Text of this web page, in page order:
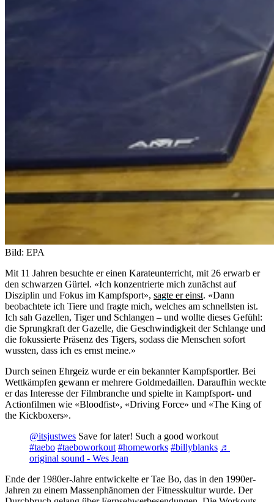
Bild: EPA
Mit 11 Jahren besuchte er einen Karateunterricht, mit 26 erwarb er
den schwarzen Gürtel. «Ich konzentrierte mich zunächst auf
Disziplin und Fokus im Kampfsport», sagte er einst. «Dann
beobachtete ich Tiere und fragte mich, welches am schnellsten ist.
Ich sah Gazellen, Tiger und Schlangen – und wollte dieses Gefühl:
die Sprungkraft der Gazelle, die Geschwindigkeit der Schlange und
die fokussierte Präsenz des Tigers, sodass die Menschen sofort
wussten, dass ich es ernst meine.»
Durch seinen Ehrgeiz wurde er ein bekannter Kampfsportler. Bei
Wettkämpfen gewann er mehrere Goldmedaillen. Daraufhin weckte
er das Interesse der Filmbranche und spielte in Kampfsport- und
Actionfilmen wie «Bloodfist», «Driving Force» und «The King of
the Kickboxers».
@itsjustwes Save for later! Such a good workout
#taebo #taeboworkout #homeworks #billyblanks ♬
original sound - Wes Jean
Ende der 1980er-Jahre entwickelte er Tae Bo, das in den 1990er-
Jahren zu einem Massenphänomen der Fitnesskultur wurde. Der